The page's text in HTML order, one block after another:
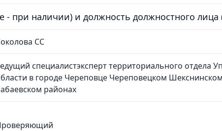
- при наличии) и должность должностного
СС
специалистэксперт территориального отдела
в городе Череповце Череповецком
районах